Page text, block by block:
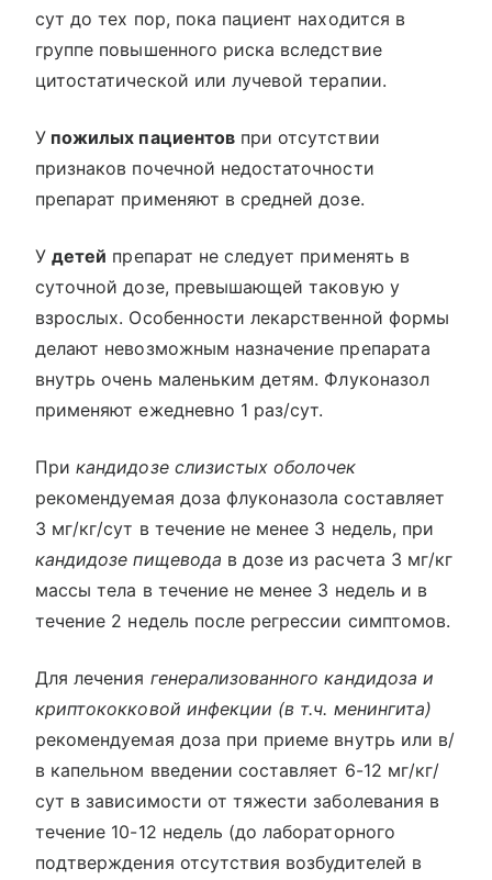
сут до тех пор, пока пациент находится в
группе повышенного риска вследствие
цитостатической или лучевой терапии.
У пожилых пациентовпри отсутствии
признаков почечной недостаточности
препарат применяют в средней дозе.
Удетей препарат не следует применять в
суточной дозе, превышающей таковую у
взрослых. Особенности лекарственной формы
делают невозможным назначение препарата
внутрь очень маленьким детям. Флуконазол
применяют ежедневно 1 раз/сут.
Прикандидозе слизистых оболочек
рекомендуемая доза флуконазола составляет
3 мг/кг/сут в течение не менее 3 недель, при
кандидозе пищевода в дозе из расчета 3 мг/кг
массы тела в течение не менее 3 недель и в
течение 2 недель после регрессии симптомов.
Для лечения генерализованного кандидоза и
криптококковой инфекции (в т.ч. менингита)
рекомендуемая доза при приеме внутрь или в/
в капельном введении составляет 6-12 мг/кг/
сут в зависимости от тяжести заболевания в
течение 10-12 недель (до лабораторного
подтверждения отсутствия возбудителей в